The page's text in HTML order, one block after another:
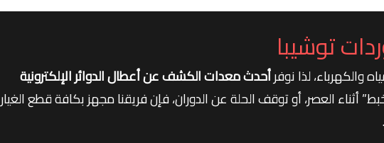
توشيبا
لذا نوفرأحدث معدات الكشف عن أعطال الدوائر الإلكترونية
العصر، أو توقف الحلة عن الدوران، فإن فريقنا مجهز بكافة قطع الغيار